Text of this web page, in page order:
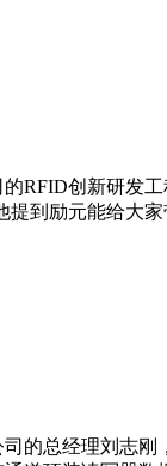
RFID创新研发
到励元能给大
的总经理刘志